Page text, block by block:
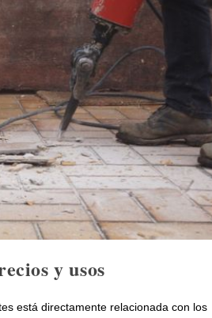
y usos
está directamente relacionada con los